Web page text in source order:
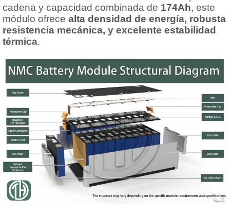
cadena y capacidad combinada de 174Ah, este
módulo ofrece alta densidad de energía, robusta
resistencia mecánica, y excelente estabilidad
térmica.